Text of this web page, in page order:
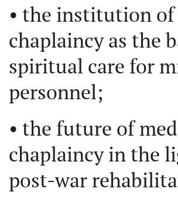
• the institution
chaplaincy as the
spiritual care for
personnel;
• the future of
chaplaincy in the
post-war